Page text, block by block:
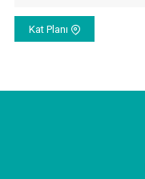
Kat Planı